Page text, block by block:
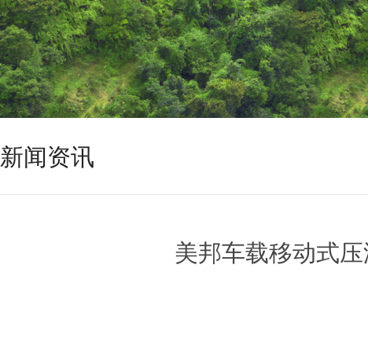
新闻资讯
美邦车载移动式